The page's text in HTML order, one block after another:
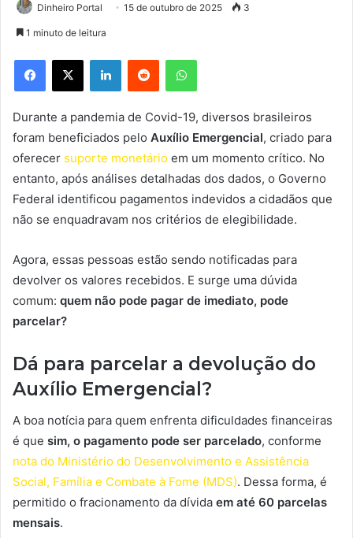
Dinheiro Portal 15 de outubro de 2025 3
1 minuto de leitura
Facebook
X LinkedinReddit WhatsApp
Durante a pandemia de Covid-19, diversos brasileiros
foram beneficiados pelo Auxílio Emergencial, criado para
oferecer suporte monetário em um momento crítico. No
entanto, após análises detalhadas dos dados, o Governo
Federal identificou pagamentos indevidos a cidadãos que
não se enquadravam nos critérios de elegibilidade.
Agora, essas pessoas estão sendo notificadas para
devolver os valores recebidos. E surge uma dúvida
comum: quem não pode pagar de imediato, pode
parcelar?
Dá para parcelar a devolução do
Auxílio Emergencial?
A boa notícia para quem enfrenta dificuldades financeiras
é que sim, o pagamento pode ser parcelado, conforme
nota do Ministério do Desenvolvimento e Assistência
Social, Família e Combate à Fome (MDS). Dessa forma, é
permitido o fracionamento da dívida em até 60 parcelas
mensais.